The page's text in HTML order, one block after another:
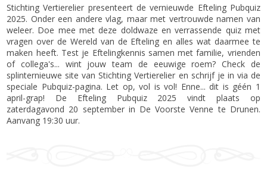
Stichting Vertierelier presenteert de vernieuwde Efteling Pubquiz
2025. Onder een andere vlag, maar met vertrouwde namen van
weleer. Doe mee met deze doldwaze en verrassende quiz met
vragen over de Wereld van de Efteling en alles wat daarmee te
maken heeft. Test je Eftelingkennis samen met familie, vrienden
of collega's... wint jouw team de eeuwige roem? Check de
splinternieuwe site van Stichting Vertierelier en schrijf je in via de
speciale Pubquiz-pagina. Let op, vol is vol! Enne... dit is géén 1
april-grap! De Efteling Pubquiz 2025 vindt plaats op
zaterdagavond 20 september in De Voorste Venne te Drunen.
Aanvang 19:30 uur.